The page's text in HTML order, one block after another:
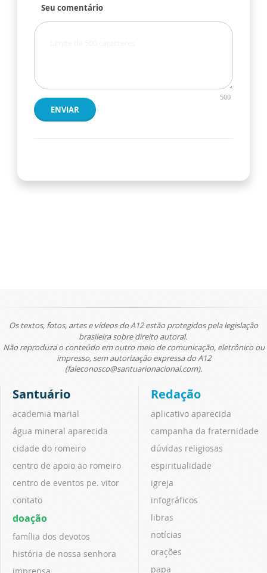
Seu comentário
500
ENVIAR
Os textos, fotos, artes e vídeos do A12 estão protegidos pela legislação
brasileira sobre direito autoral.
Não reproduza o conteúdo em outro meio de comunicação, eletrônico ou
impresso, sem autorização expressa do A12
(faleconosco@santuarionacional.com).
Santuário
academia marial
água mineral aparecida
cidade do romeiro
centro de apoio ao romeiro
centro de eventos pe. vitor
contato
doação
família dos devotos
história de nossa senhora
Redação
aplicativo aparecida
campanha da fraternidade
dúvidas religiosas
espiritualidade
igreja
infográficos
libras
notícias
orações
papa